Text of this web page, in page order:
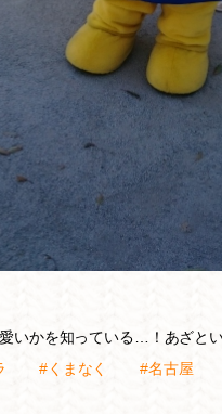
いかを知っている…！あざと
#くまなく #名古屋